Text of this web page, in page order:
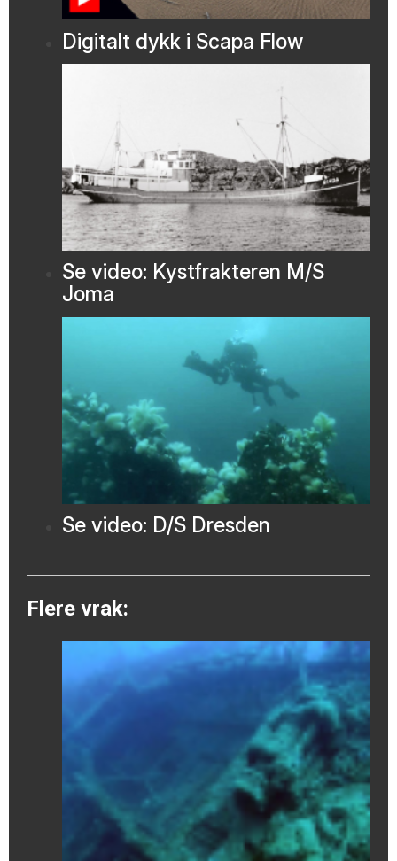
Digitalt dykk i Scapa Flow
Se video: Kystfrakteren M/S
Joma
Se video: D/S Dresden
Flere vrak: